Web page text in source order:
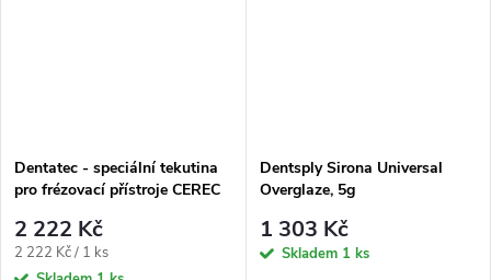
Dentatec - speciální tekutina
pro frézovací přístroje CEREC
2 222 Kč
Měrná
2 222 Kč / 1 ks
Dentsply Sirona Universal
Overglaze, 5g
1 303 Kč
Skladem 1 ks